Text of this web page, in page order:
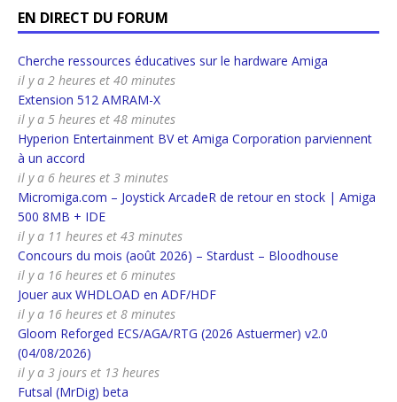
EN DIRECT DU FORUM
Cherche ressources éducatives sur le hardware Amiga
il y a 2 heures et 40 minutes
Extension 512 AMRAM-X
il y a 5 heures et 48 minutes
Hyperion Entertainment BV et Amiga Corporation parviennent
à un accord
il y a 6 heures et 3 minutes
Micromiga.com – Joystick ArcadeR de retour en stock | Amiga
500 8MB + IDE
il y a 11 heures et 43 minutes
Concours du mois (août 2026) – Stardust – Bloodhouse
il y a 16 heures et 6 minutes
Jouer aux WHDLOAD en ADF/HDF
il y a 16 heures et 8 minutes
Gloom Reforged ECS/AGA/RTG (2026 Astuermer) v2.0
(04/08/2026)
il y a 3 jours et 13 heures
Futsal (MrDig) beta